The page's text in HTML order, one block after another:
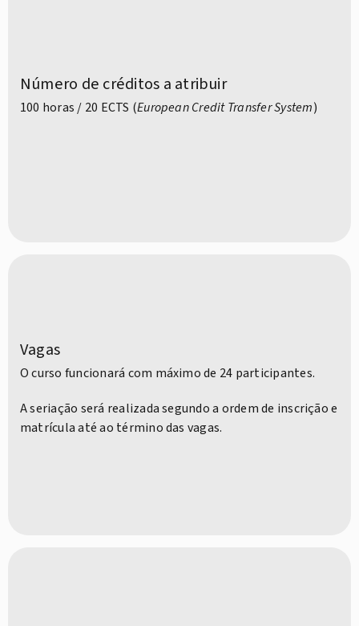
Número de créditos a atribuir
100 horas / 20 ECTS (European Credit Transfer System)
Vagas
O curso funcionará com máximo de 24 participantes.
A seriação será realizada segundo a ordem de inscrição e
matrícula até ao término das vagas.